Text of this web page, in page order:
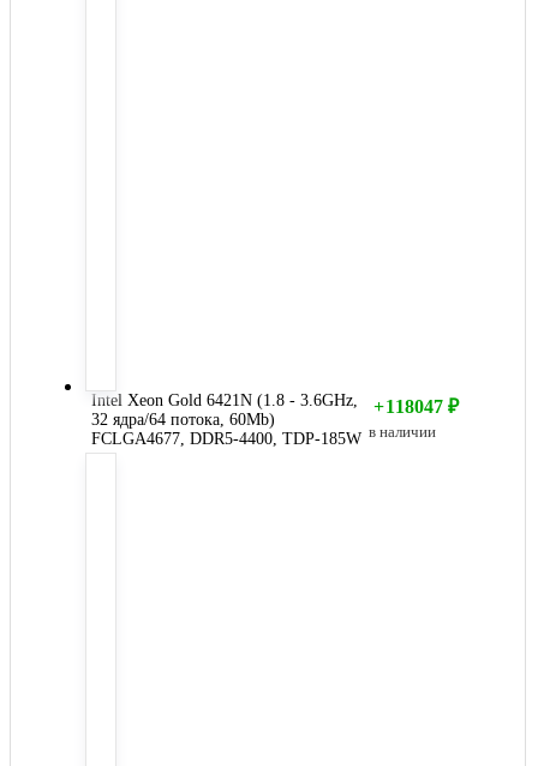
Intel Xeon Gold 6421N (1.8 - 3.6GHz,
32 ядра/64 потока, 60Mb)
FCLGA4677, DDR5-4400, TDP-185W
+118047 ₽
в наличии